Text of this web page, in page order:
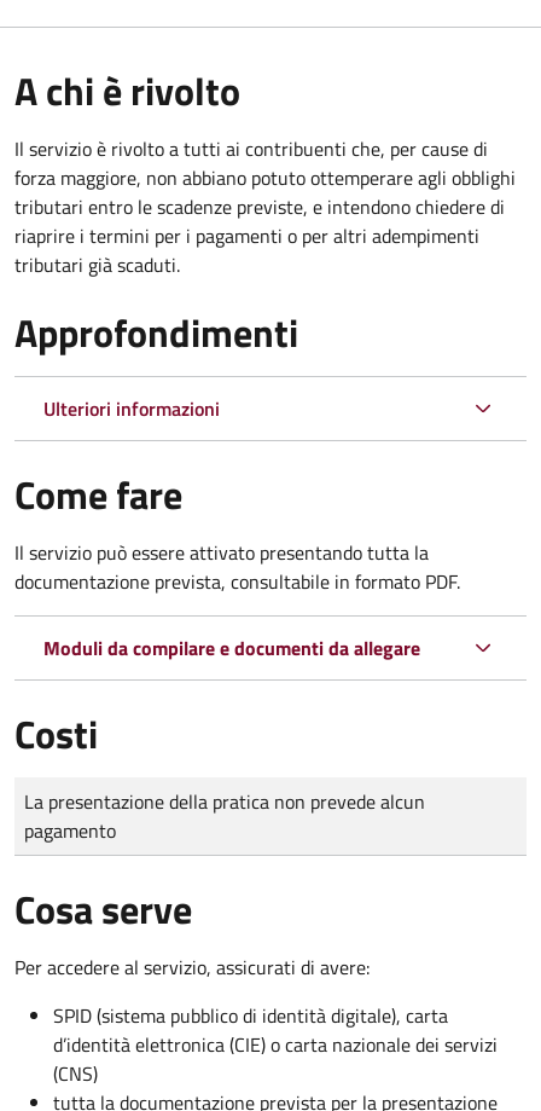
A chi è rivolto
Il servizio è rivolto a tutti ai contribuenti che, per cause di
forza maggiore, non abbiano potuto ottemperare agli obblighi
tributari entro le scadenze previste, e intendono chiedere di
riaprire i termini per i pagamenti o per altri adempimenti
tributari già scaduti.
Approfondimenti
Ulteriori informazioni
Come fare
Il servizio può essere attivato presentando tutta la
documentazione prevista, consultabile in formato PDF.
Moduli da compilare e documenti da allegare
Costi
Tipo di pagamento
Importo
La presentazione della pratica non prevede alcun
pagamento
Cosa serve
Per accedere al servizio, assicurati di avere:
SPID (sistema pubblico di identità digitale), carta
d’identità elettronica (CIE) o carta nazionale dei servizi
(CNS)
tutta la documentazione prevista per la presentazione